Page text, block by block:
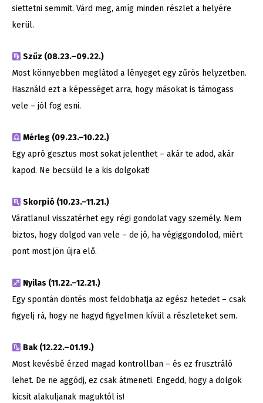
siettetni semmit. Várd meg, amíg minden részlet a helyére
kerül.
Szűz (08.23.–09.22.)
Most könnyebben meglátod a lényeget egy zűrös helyzetben.
Használd ezt a képességet arra, hogy másokat is támogass
vele – jól fog esni.
Mérleg (09.23.–10.22.)
Egy apró gesztus most sokat jelenthet – akár te adod, akár
kapod. Ne becsüld le a kis dolgokat!
Skorpió (10.23.–11.21.)
Váratlanul visszatérhet egy régi gondolat vagy személy. Nem
biztos, hogy dolgod van vele – de jó, ha végiggondolod, miért
pont most jön újra elő.
Nyilas (11.22.–12.21.)
Egy spontán döntés most feldobhatja az egész hetedet – csak
figyelj rá, hogy ne hagyd figyelmen kívül a részleteket sem.
Bak (12.22.–01.19.)
Most kevésbé érzed magad kontrollban – és ez frusztráló
lehet. De ne aggódj, ez csak átmeneti. Engedd, hogy a dolgok
kicsit alakuljanak maguktól is!